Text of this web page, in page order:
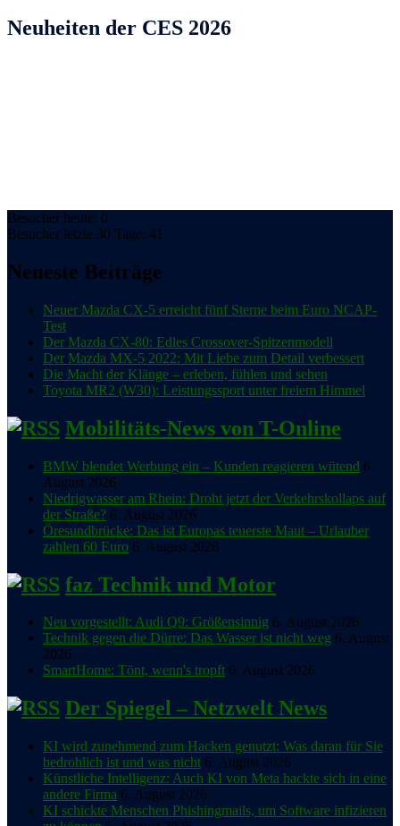
Neuheiten der CES 2026
Besucher heute: 0
Besucher letzte 30 Tage: 41
Neueste Beiträge
Neuer Mazda CX-5 erreicht fünf Sterne beim Euro NCAP-
Test
Der Mazda CX-80: Edles Crossover-Spitzenmodell
Der Mazda MX-5 2022: Mit Liebe zum Detail verbessert
Die Macht der Klänge – erleben, fühlen und sehen
Toyota MR2 (W30): Leistungssport unter freiem Himmel
Mobilitäts-News von T-Online
BMW blendet Werbung ein – Kunden reagieren wütend 6.
August 2026
Niedrigwasser am Rhein: Droht jetzt der Verkehrskollaps auf
der Straße? 6. August 2026
Öresundbrücke: Das ist Europas teuerste Maut – Urlauber
zahlen 60 Euro 6. August 2026
faz Technik und Motor
Neu vorgestellt: Audi Q9: Größensinnig 6. August 2026
Technik gegen die Dürre: Das Wasser ist nicht weg 6. August
2026
SmartHome: Tönt, wenn's tropft 6. August 2026
Der Spiegel – Netzwelt News
KI wird zunehmend zum Hacken genutzt: Was daran für Sie
bedrohlich ist und was nicht 6. August 2026
Künstliche Intelligenz: Auch KI von Meta hackte sich in eine
andere Firma 6. August 2026
KI schickte Menschen Phishingmails, um Software infizieren